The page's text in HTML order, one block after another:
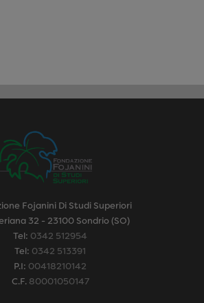
Fojanini Di Studi Superiori
32 - 23100 Sondrio (SO)
Tel: 0342 512954
Tel: 0342 513391
P.I: 00418210142
C.F. 80001050147